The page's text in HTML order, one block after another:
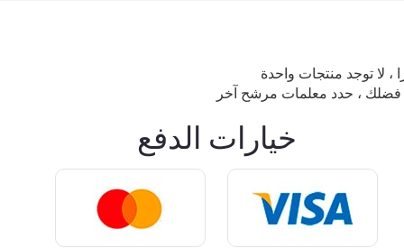
، لا توجد منتجات واحدة
، حدد معلمات مرشح آخر
خيارات الدفع